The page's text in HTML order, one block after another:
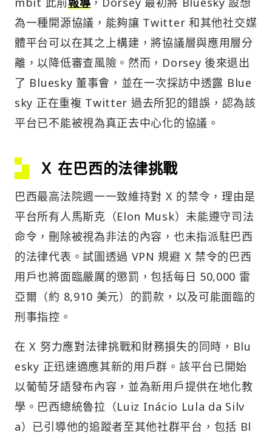
為一種開源協議，能夠讓 Twitter 和其他社交媒
體平台可以在其之上構建，將協議層與應用層分
離，以降低審查風險。然而，Dorsey 後來退出
了 Bluesky 董事會，並在一次採訪中透露 Blue
sky 正在重複 Twitter 過去所犯的錯誤，認為該
平台已不能被視為真正去中心化的協議。
Ｘ 在巴西的法律挑戰
巴西最高法院週一一致維持對 X 的禁令，理由是
平台所有人馬斯克（Elon Musk）未能遵守司法
命令，刪除被視為非法的內容，也未指派駐巴西
的法律代表。試圖透過 VPN 規避 X 禁令的巴西
用戶也將面臨嚴厲的懲罰，包括每日 50,000 雷
亞爾（約 8,910 美元）的罰款，以及可能面臨的
刑事指控。
在 X 努力應對法律挑戰和財務損失的同時，Blu
esky 正迅速適應其新的用戶群。該平台已開始
以葡萄牙語發布內容，並為新用戶提供在地化教
學。巴西總統魯拉（Luiz Inácio Lula da Silv
a）已引導他的追蹤者至其他社群平台，包括 Bl